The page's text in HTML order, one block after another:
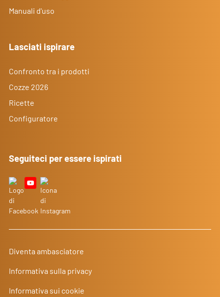
Manuali d'uso
Lasciati ispirare
Confronto tra i prodotti
Cozze 2026
Ricette
Configuratore
Seguiteci per essere ispirati
Diventa ambasciatore
Informativa sulla privacy
Informativa sui cookie